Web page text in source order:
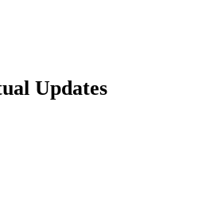
Updates